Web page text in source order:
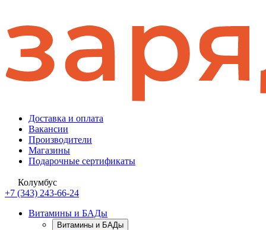
Доставка и оплата
Вакансии
Производители
Магазины
Подарочные сертификаты
Колумбус
+7 (343) 243-66-24
Витамины и БАДы
Витамины и БАДы